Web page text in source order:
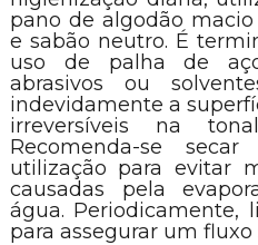
pano de algodão
e sabão neutro. É
uso de palha de
abrasivos ou
indevidamente a
irreversíveis na
Recomenda-se
utilização para evitar
causadas pela
água. Periodicamente,
para assegurar um